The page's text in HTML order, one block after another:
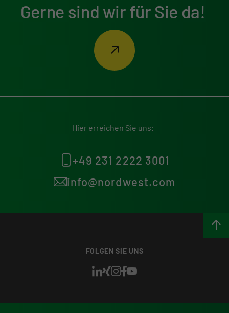
Gerne sind wir für Sie da!
Hier erreichen Sie uns:
+49 231 2222 3001
info@nordwest.com
FOLGEN SIE UNS